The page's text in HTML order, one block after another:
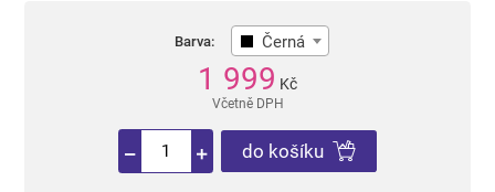
Barva: Černá
1 999 Kč
Včetně DPH
do košíku